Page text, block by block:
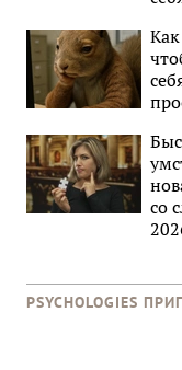
со
PSYCHOLOGIES